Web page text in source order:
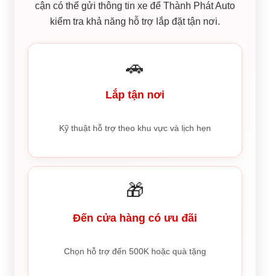
cận có thể gửi thông tin xe để Thành Phát Auto
kiểm tra khả năng hỗ trợ lắp đặt tận nơi.
🚗
Lắp tận nơi
Kỹ thuật hỗ trợ theo khu vực và lịch hẹn
🎁
Đến cửa hàng có ưu đãi
Chọn hỗ trợ đến 500K hoặc quà tặng